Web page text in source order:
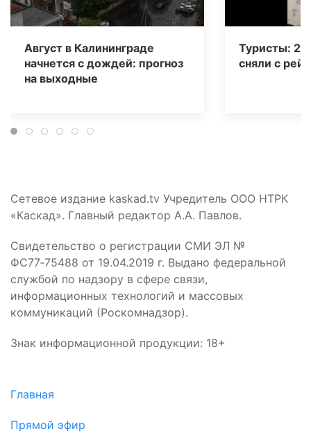
Август в Калининграде
начнется с дождей: прогноз
на выходные
Туристы: 20
сняли с
Сетевое издание kaskad.tv Учредитель ООО НТРК
«Каскад». Главный редактор А.А. Павлов.
Свидетельство о регистрации СМИ ЭЛ №
ФС77‑75488 от 19.04.2019 г. Выдано федеральной
службой по надзору в сфере связи,
информационных технологий и массовых
коммуникаций (Роскомнадзор).
Знак информационной продукции: 18+
Главная
Прямой эфир